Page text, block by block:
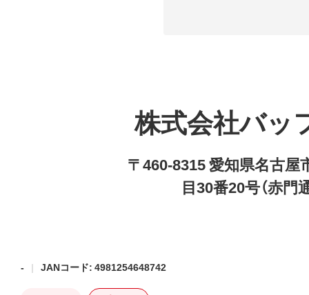
株式会社バッ
〒460-8315 愛知県名古屋
目30番20号（赤門
- JANコード: 4981254648742